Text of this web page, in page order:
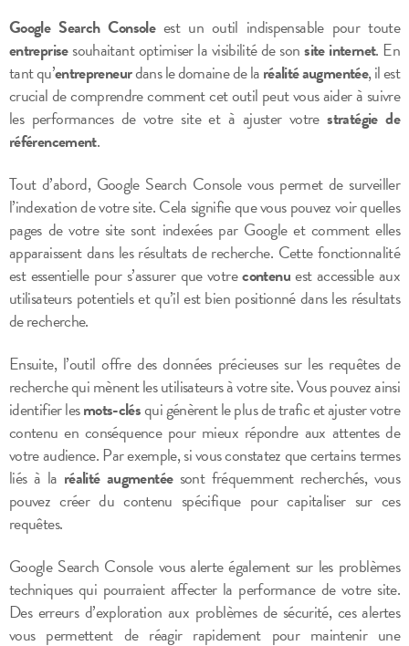
Google Search Consoleest un outil indispensable pour toute
entreprisesouhaitant optimiser la visibilité de sonsite internet. En
tant qu’entrepreneurdans le domaine de laréalité augmentée, il est
crucial de comprendre comment cet outil peut vous aider à suivre
les performances de votre site et à ajuster votrestratégie de
référencement.
Tout d’abord, Google Search Console vous permet de surveiller
l’indexation de votre site. Cela signifie que vous pouvez voir quelles
pages de votre site sont indexées par Google et comment elles
apparaissent dans les résultats de recherche. Cette fonctionnalité
est essentielle pour s’assurer que votrecontenuest accessible aux
utilisateurs potentiels et qu’il est bien positionné dans les résultats
de recherche.
Ensuite, l’outil offre des données précieuses sur les requêtes de
recherche qui mènent les utilisateurs à votre site. Vous pouvez ainsi
identifier lesmots-clésqui génèrent le plus de trafic et ajuster votre
contenu en conséquence pour mieux répondre aux attentes de
votre audience. Par exemple, si vous constatez que certains termes
liés à la réalité augmentéesont fréquemment recherchés, vous
pouvez créer du contenu spécifique pour capitaliser sur ces
requêtes.
Google Search Console vous alerte également sur les problèmes
techniques qui pourraient affecter la performance de votre site.
Des erreurs d’exploration aux problèmes de sécurité, ces alertes
vous permettent de réagir rapidement pour maintenir une